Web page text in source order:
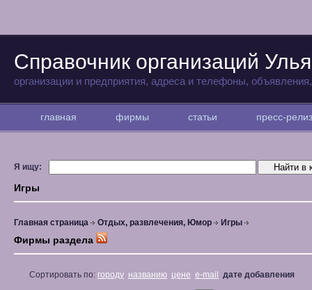
Справочник организаций
организации и предприятия, адреса и телефоны,
главная фирмы статьи пресс-
Я ищу:
Игры
Главная страница Отдых, развлечения, Юмор Игры
Фирмы раздела
Сортировать по: городу названию цене e-mail дате добавления